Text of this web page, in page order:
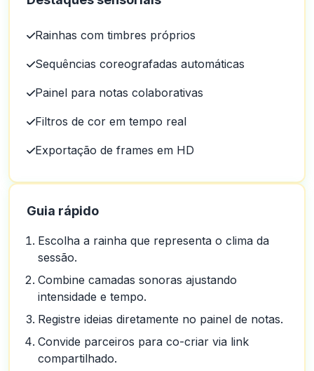
Rainhas com timbres próprios
Sequências coreografadas automáticas
Painel para notas colaborativas
Filtros de cor em tempo real
Exportação de frames em HD
Guia rápido
Escolha a rainha que representa o clima da
sessão.
Combine camadas sonoras ajustando
intensidade e tempo.
Registre ideias diretamente no painel de notas.
Convide parceiros para co-criar via link
compartilhado.